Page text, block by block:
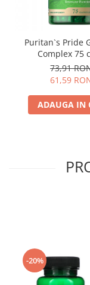
Puritan`s Pride
Complex 75
73,91
61,59
ADAUGA IN
-20%